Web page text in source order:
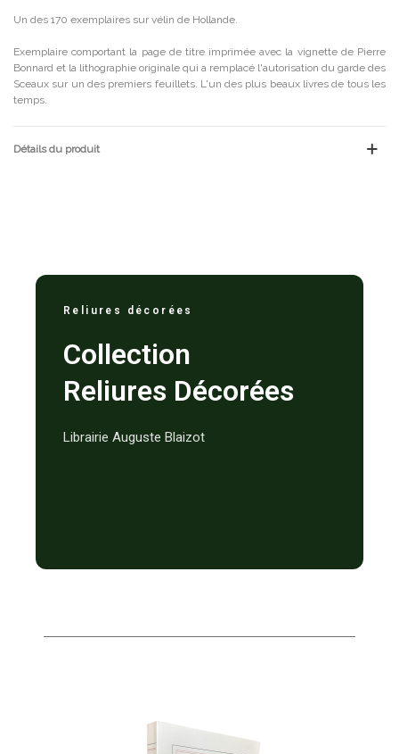
Un des 170 exemplaires sur vélin de Hollande.
Exemplaire comportant la page de titre imprimée avec la vignette de Pierre
Bonnard et la lithographie originale qui a remplacé l'autorisation du garde des
Sceaux sur un des premiers feuillets. L'un des plus beaux livres de tous les
temps.
Détails du produit
Reliures décorées
Collection
Reliures Décorées
Librairie Auguste Blaizot